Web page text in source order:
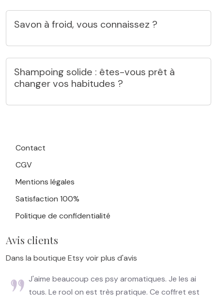
Savon à froid, vous connaissez ?
Shampoing solide : êtes-vous prêt à
changer vos habitudes ?
Contact
CGV
Mentions légales
Satisfaction 100%
Politique de confidentialité
Avis clients
Dans la boutique Etsy voir plus d'avis
J'aime beaucoup ces psy aromatiques. Je les ai
tous. Le rool on est très pratique. Ce coffret est